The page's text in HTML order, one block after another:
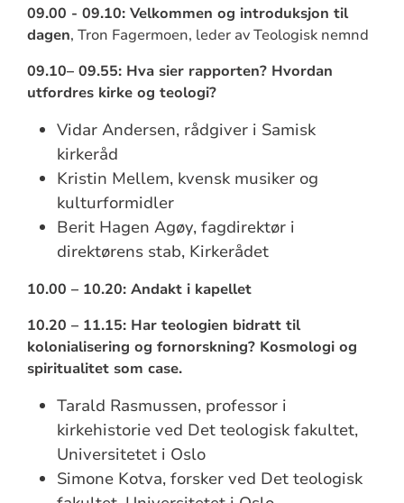
09.00 - 09.10: Velkommen og introduksjon til
dagen, Tron Fagermoen, leder av Teologisk nemnd
09.10– 09.55: Hva sier rapporten? Hvordan
utfordres kirke og teologi?
Vidar Andersen, rådgiver i Samisk
kirkeråd
Kristin Mellem, kvensk musiker og
kulturformidler
Berit Hagen Agøy, fagdirektør i
direktørens stab, Kirkerådet
10.00 – 10.20: Andakt i kapellet
10.20 – 11.15: Har teologien bidratt til
kolonialisering og fornorskning? Kosmologi og
spiritualitet som case.
Tarald Rasmussen, professor i
kirkehistorie ved Det teologisk fakultet,
Universitetet i Oslo
Simone Kotva, forsker ved Det teologisk